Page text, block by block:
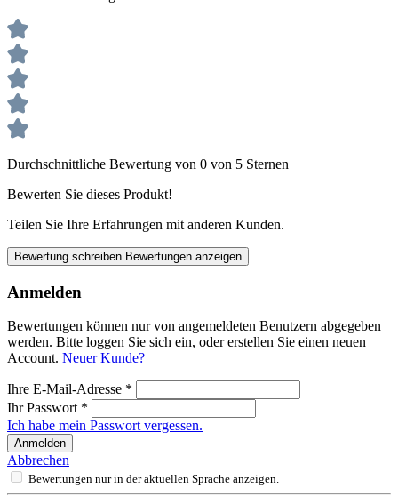
Durchschnittliche Bewertung von 0 von 5 Sternen
Bewerten Sie dieses Produkt!
Teilen Sie Ihre Erfahrungen mit anderen Kunden.
Bewertung schreiben Bewertungen anzeigen
Anmelden
Bewertungen können nur von angemeldeten Benutzern abgegeben
werden. Bitte loggen Sie sich ein, oder erstellen Sie einen neuen
Account. Neuer Kunde?
Ihre E-Mail-Adresse *
Ihr Passwort *
Ich habe mein Passwort vergessen.
Anmelden
Abbrechen
Bewertungen nur in der aktuellen Sprache anzeigen.